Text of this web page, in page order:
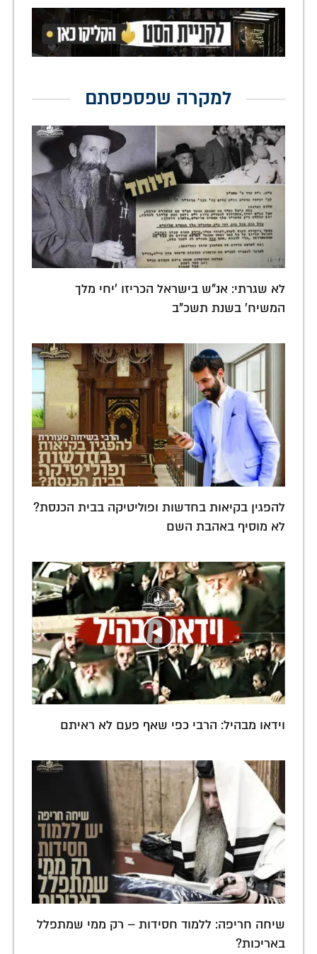
למקרה שפספסתם
לא שגרתי: אנ"ש בישראל הכריזו 'יחי מלך
המשיח' בשנת תשכ"ב
להפגין בקיאות בחדשות ופוליטיקה בבית הכנסת?
לא מוסיף באהבת השם
וידאו מבהיל: הרבי כפי שאף פעם לא ראיתם
שיחה חריפה: ללמוד חסידות – רק ממי שמתפלל
באריכות?